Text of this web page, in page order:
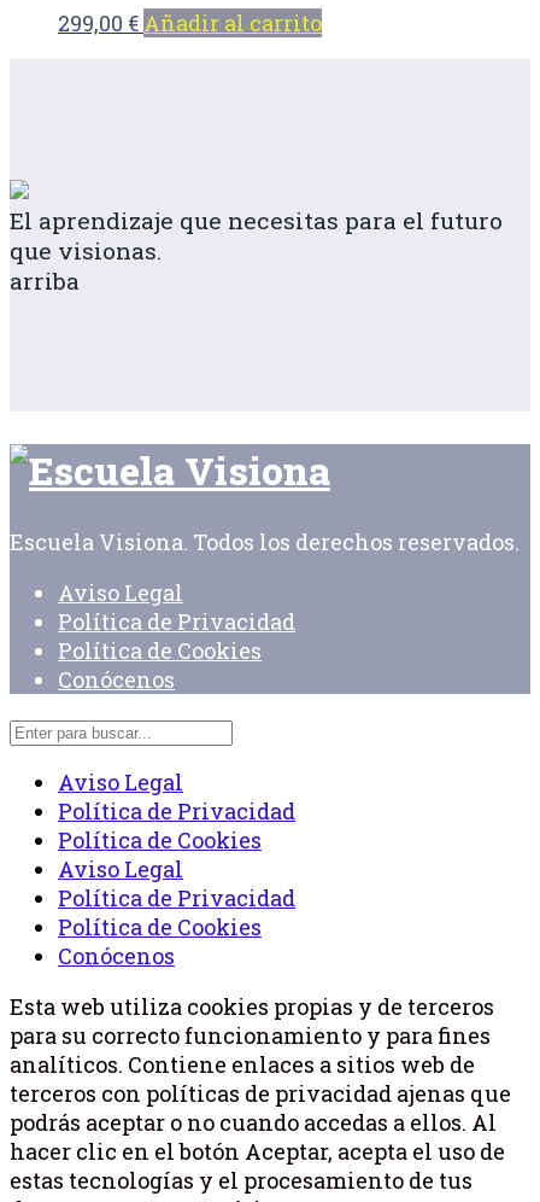
299,00 € Añadir al carrito
El aprendizaje que necesitas para el futuro
que visionas.
arriba
Escuela Visiona. Todos los derechos reservados.
Aviso Legal
Política de Privacidad
Política de Cookies
Conócenos
Aviso Legal
Política de Privacidad
Política de Cookies
Aviso Legal
Política de Privacidad
Política de Cookies
Conócenos
Esta web utiliza cookies propias y de terceros
para su correcto funcionamiento y para fines
analíticos. Contiene enlaces a sitios web de
terceros con políticas de privacidad ajenas que
podrás aceptar o no cuando accedas a ellos. Al
hacer clic en el botón Aceptar, acepta el uso de
estas tecnologías y el procesamiento de tus